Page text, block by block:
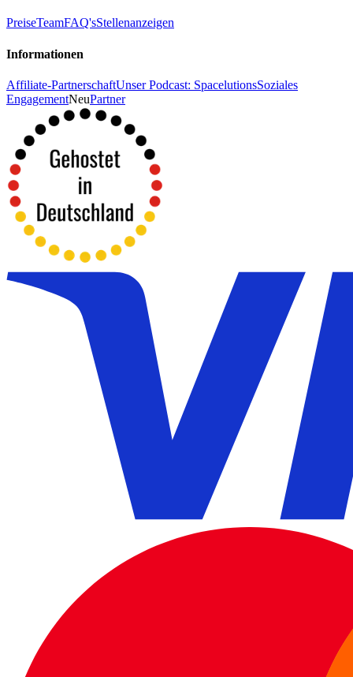
PreiseTeamFAQ'sStellenanzeigen
Informationen
Affiliate-PartnerschaftUnser Podcast: SpacelutionsSoziales
EngagementNeuPartner